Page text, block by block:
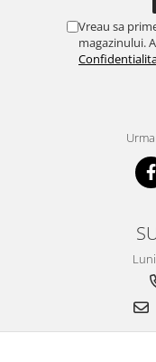
Vreau sa
magazinului.